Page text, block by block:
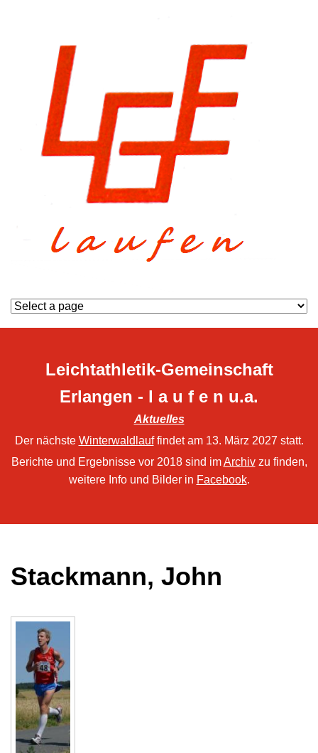
Leichtathletik-Gemeinschaft
Erlangen - l a u f e n u.a.
Aktuelles
Der nächste Winterwaldlauffindet am 13. März 2027 statt.
Berichte und Ergebnisse vor 2018 sind imArchivzu finden,
weitere Info und Bilder in Facebook.
Stackmann, John